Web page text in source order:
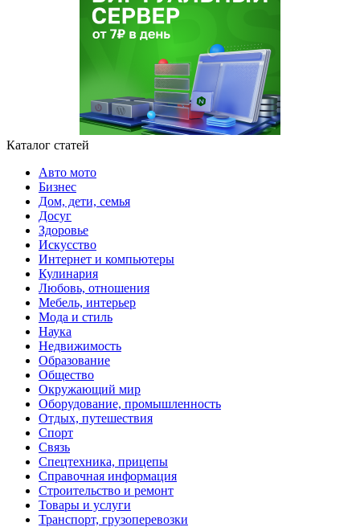
Каталог статей
Авто мото
Бизнес
Дом, дети, семья
Досуг
Здоровье
Искусство
Интернет и компьютеры
Кулинария
Любовь, отношения
Мебель, интерьер
Мода и стиль
Наука
Недвижимость
Образование
Общество
Окружающий мир
Оборудование, промышленность
Отдых, путешествия
Спорт
Связь
Спецтехника, прицепы
Справочная информация
Строительство и ремонт
Товары и услуги
Транспорт, грузоперевозки